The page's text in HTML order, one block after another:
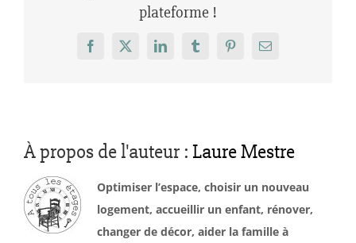
plateforme !
Facebook
X LinkedInTumblrPinterestEmail
À propos de l'auteur : Laure Mestre
Optimiser l’espace, choisir un nouveau
logement, accueillir un enfant, rénover,
changer de décor, aider la famille à